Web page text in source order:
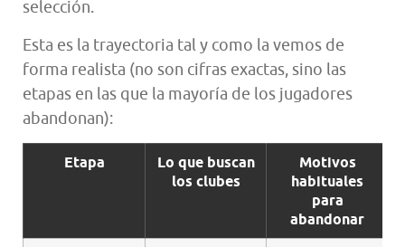
selección.
Esta es la trayectoria tal y como la vemos de
forma realista (no son cifras exactas, sino las
etapas en las que la mayoría de los jugadores
abandonan):
Etapa
Lo que buscan
los clubes
Motivos
habituales
para
abandonar